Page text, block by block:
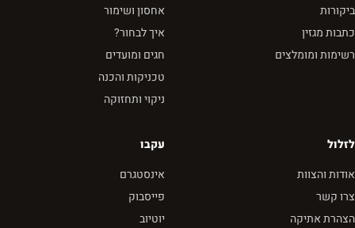
ביקורות
כתבות מגזין
רשימות ומומלצים
אחסון ושימור
איך לבחור?
חגים ומועדים
טכניקות והכנה
ניקוי ותחזוקה
לזלול
אודות והצוות
צרו קשר
הצהרת אתיקה
עקבו
אינסטגרם
פייסבוק
יוטיוב